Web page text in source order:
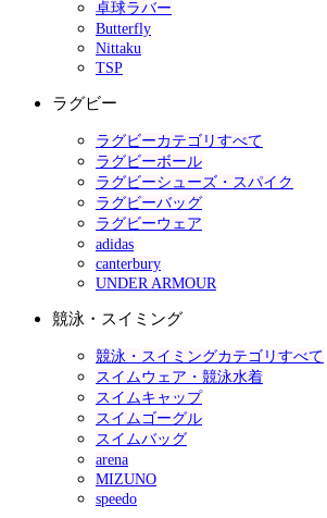
卓球ラバー
Butterfly
Nittaku
TSP
ラグビー
ラグビーカテゴリすべて
ラグビーボール
ラグビーシューズ・スパイク
ラグビーバッグ
ラグビーウェア
adidas
canterbury
UNDER ARMOUR
競泳・スイミング
競泳・スイミングカテゴリすべて
スイムウェア・競泳水着
スイムキャップ
スイムゴーグル
スイムバッグ
arena
MIZUNO
speedo